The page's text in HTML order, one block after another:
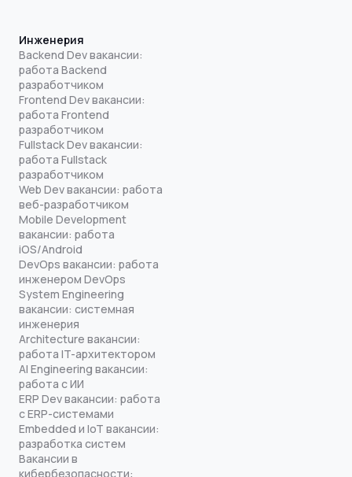
Инженерия
Backend Dev вакансии:
работа Backend
разработчиком
Frontend Dev вакансии:
работа Frontend
разработчиком
Fullstack Dev вакансии:
работа Fullstack
разработчиком
Web Dev вакансии: работа
веб-разработчиком
Mobile Development
вакансии: работа
iOS/Android
DevOps вакансии: работа
инженером DevOps
System Engineering
вакансии: системная
инженерия
Architecture вакансии:
работа IT-архитектором
AI Engineering вакансии:
работа с ИИ
ERP Dev вакансии: работа
с ERP-системами
Embedded и IoT вакансии:
разработка систем
Вакансии в
кибербезопасности: